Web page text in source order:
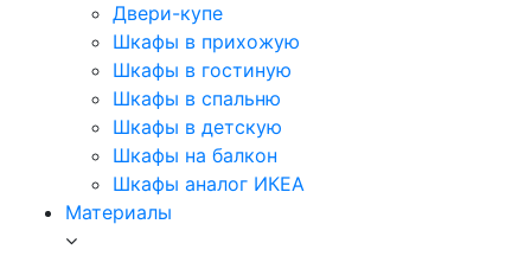
Двери-купе
Шкафы в прихожую
Шкафы в гостиную
Шкафы в спальню
Шкафы в детскую
Шкафы на балкон
Шкафы аналог ИКЕА
Материалы